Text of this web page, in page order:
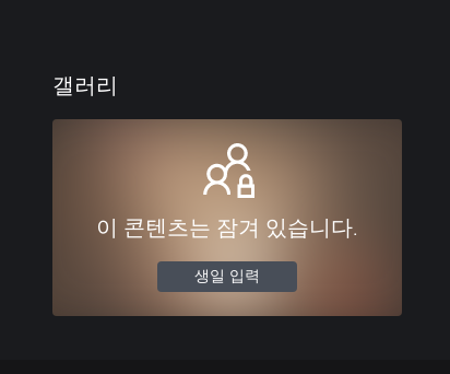
갤러리
이 콘텐츠는 잠겨 있습니다.
생일 입력